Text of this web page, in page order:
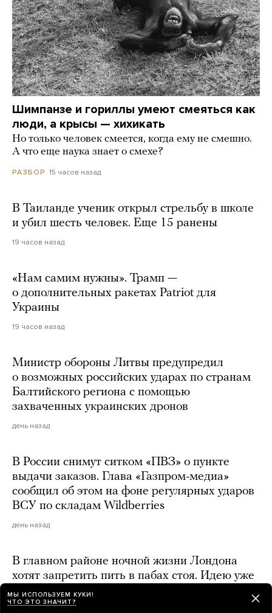
Шимпанзе и гориллы умеют смеяться как
люди, а крысы — хихикать
Но только человек смеется, когда ему не смешно.
А что еще наука знает о смехе?
РАЗБОР 15 часов назад
В Таиланде ученик открыл стрельбу в школе
и убил шесть человек. Еще 15 ранены
19 часов назад
«Нам самим нужны». Трамп —
о дополнительных ракетах Patriot для
Украины
19 часов назад
Министр обороны Литвы предупредил
о возможных российских ударах по странам
Балтийского региона с помощью
захваченных украинских дронов
день назад
В России снимут ситком «ПВЗ» о пункте
выдачи заказов. Глава «Газпром-медиа»
сообщил об этом на фоне регулярных ударов
ВСУ по складам Wildberries
день назад
В главном районе ночной жизни Лондона
хотят запретить пить в пабах стоя. Идею уже
раскритиковал мэр города Садик Хан
МЫ ИСПОЛЬЗУЕМ КУКИ!
ЧТО ЭТО ЗНАЧИТ?